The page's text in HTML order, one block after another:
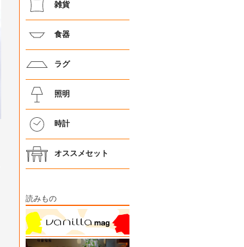
雑貨
食器
ラグ
照明
時計
オススメセット
読みもの